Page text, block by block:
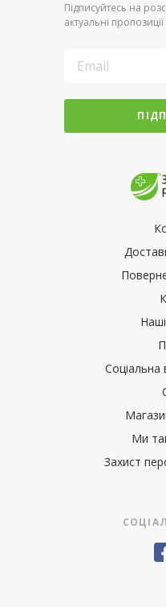
Підписуйтесь на
актуальні
Соціальна
Ми
Захист